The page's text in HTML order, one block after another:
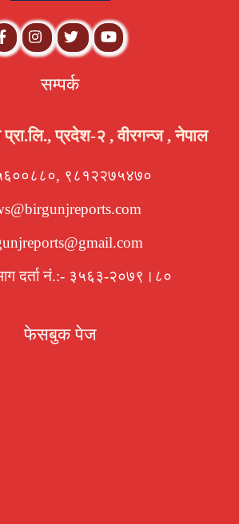
सम्पर्क
प्रा.लि., प्रदेश-२ , वीरगन्ज , नेपाल
९८१२२७५४७०
दर्ता नं.:- ३५६३-२०७९।८०
फेसबुक पेज